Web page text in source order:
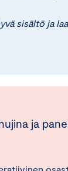
sisältö ja
ja